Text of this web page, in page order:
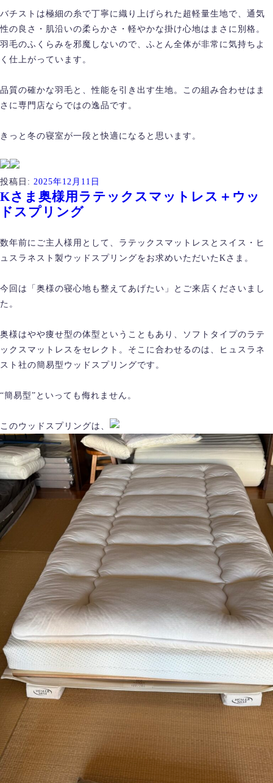
バチストは極細の糸で丁寧に織り上げられた超軽量生地で、通気
性の良さ・肌沿いの柔らかさ・軽やかな掛け心地はまさに別格。
羽毛のふくらみを邪魔しないので、ふとん全体が非常に気持ちよ
く仕上がっています。
品質の確かな羽毛と、性能を引き出す生地。この組み合わせはま
さに専門店ならではの逸品です。
きっと冬の寝室が一段と快適になると思います。
投稿日: 2025年12月11日
Kさま奥様用ラテックスマットレス＋ウッ
ドスプリング
数年前にご主人様用として、ラテックスマットレスとスイス・ヒ
ュスラネスト製ウッドスプリングをお求めいただいたKさま。
今回は「奥様の寝心地も整えてあげたい」とご来店くださいまし
た。
奥様はやや痩せ型の体型ということもあり、ソフトタイプのラテ
ックスマットレスをセレクト。そこに合わせるのは、ヒュスラネ
スト社の簡易型ウッドスプリングです。
“簡易型”といっても侮れません。
このウッドスプリングは、